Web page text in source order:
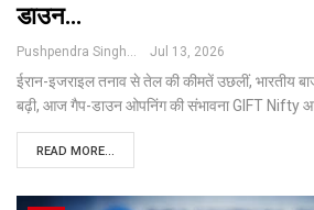
डाउन…
Pushpendra Singh Jul 13, 2026
ईरान-इजराइल तनाव से तेल की कीमतें उछलीं, भारतीय
बढ़ी, आज गैप-डाउन ओपनिंग की संभावनाGIFT Nifty
READ MORE...